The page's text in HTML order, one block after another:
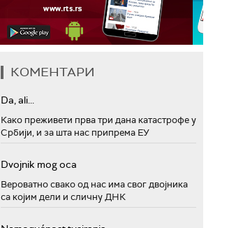
КОМЕНТАРИ
Da, ali...
Како преживети прва три дана катастрофе у
Србији, и за шта нас припрема ЕУ
Dvojnik mog oca
Вероватно свако од нас има свог двојника
са којим дели и сличну ДНК